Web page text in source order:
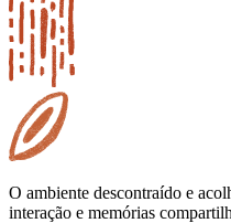
O ambiente descontraído e
interação e memórias